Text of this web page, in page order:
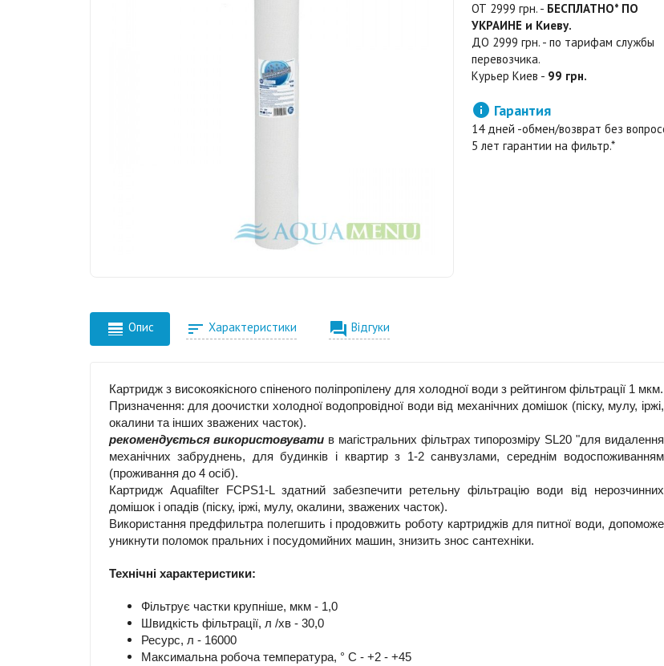
ОТ 2999 грн. - БЕСПЛАТНО* ПО
УКРАИНЕ и Киеву.
ДО 2999 грн. - по тарифам службы
перевозчика.
Курьер Киев - 99 грн.
 Гарантия
14 дней -обмен/возврат без
5 лет гарантии на фильтр.*
 Опис  Характеристики  Відгуки
Картридж з високоякісного спіненого поліпропілену для холодної води з рейтингом фільтрації 1 мкм.
Призначення: для доочистки холодної водопровідної води від механічних домішок (піску, мулу, іржі,
окалини та інших зважених часток).
рекомендується використовувати в магістральних фільтрах типорозміру SL20 "для видалення
механічних забруднень, для будинків і квартир з 1-2 санвузлами, середнім водоспоживанням
(проживання до 4 осіб).
Картридж Aquafilter FCPS1-L здатний забезпечити ретельну фільтрацію води від нерозчинних
домішок і опадів (піску, іржі, мулу, окалини, зважених часток).
Використання предфильтра полегшить і продовжить роботу картриджів для питної води, допоможе
уникнути поломок пральних і посудомийних машин, знизить знос сантехніки.
Технічні характеристики:
Фільтрує частки крупніше, мкм - 1,0
Швидкість фільтрації, л /хв - 30,0
Ресурс, л - 16000
Максимальна робоча температура, ° С - +2 - +45